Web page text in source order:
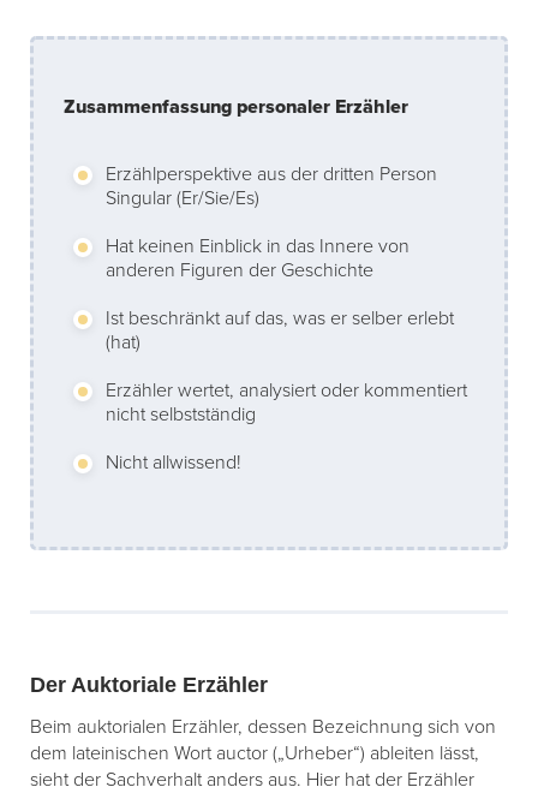
Zusammenfassung personaler Erzähler
Erzählperspektive aus der dritten Person
Singular (Er/Sie/Es)
Hat keinen Einblick in das Innere von
anderen Figuren der Geschichte
Ist beschränkt auf das, was er selber erlebt
(hat)
Erzähler wertet, analysiert oder kommentiert
nicht selbstständig
Nicht allwissend!
Der Auktoriale Erzähler
Beim auktorialen Erzähler, dessen Bezeichnung sich von
dem lateinischen Wort auctor („Urheber“) ableiten lässt,
sieht der Sachverhalt anders aus. Hier hat der Erzähler